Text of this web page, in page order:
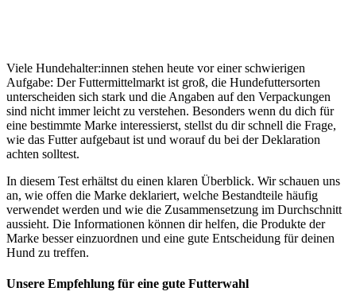
Viele Hundehalter:innen stehen heute vor einer schwierigen
Aufgabe: Der Futtermittelmarkt ist groß, die Hundefuttersorten
unterscheiden sich stark und die Angaben auf den Verpackungen
sind nicht immer leicht zu verstehen. Besonders wenn du dich für
eine bestimmte Marke interessierst, stellst du dir schnell die Frage,
wie das Futter aufgebaut ist und worauf du bei der Deklaration
achten solltest.
In diesem Test erhältst du einen klaren Überblick. Wir schauen uns
an, wie offen die Marke deklariert, welche Bestandteile häufig
verwendet werden und wie die Zusammensetzung im Durchschnitt
aussieht. Die Informationen können dir helfen, die Produkte der
Marke besser einzuordnen und eine gute Entscheidung für deinen
Hund zu treffen.
Unsere Empfehlung für eine gute Futterwahl